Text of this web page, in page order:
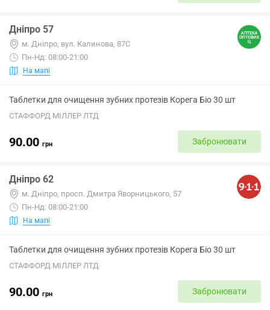
Дніпро 57
м. Днiпро, вул. Калинова, 87С
Пн-Нд: 08:00-21:00
На мапі
Таблетки для очищення зубних протезів Корега Біо 30 шт
СТАФФОРД МІЛЛЕР ЛТД
90.00 грн Забронювати
Дніпро 62
м. Днiпро, просп. Дмитра Яворницького, 57
Пн-Нд: 08:00-21:00
На мапі
Таблетки для очищення зубних протезів Корега Біо 30 шт
СТАФФОРД МІЛЛЕР ЛТД
90.00 грн Забронювати